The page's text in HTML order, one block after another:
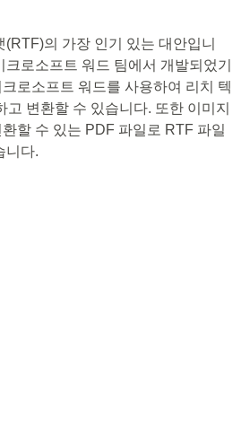
의 가장 인기 있는 대안입니
로소프트 워드 팀에서 개발되었기
로소프트 워드를 사용하여 리치 텍
변환할 수 있습니다. 또한 이미지
할 수 있는 PDF 파일로 RTF 파일
니다.